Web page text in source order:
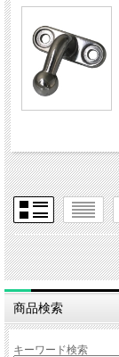
商品検索
キーワード検索